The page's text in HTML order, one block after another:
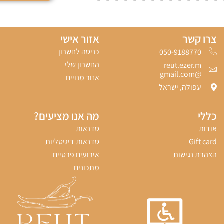
צרו קשר
050-9188770‬
reut.ezer.m
@gmail.com
עפולה, ישראל
אזור אישי
כניסה לחשבון
החשבון שלי
אזור מנויים
כללי
אודות
Gift card
הצהרת נגישות
מה אנו מציעים?
סדנאות
סדנאות דיגיטליות
אירועים פרטיים
מתכונים